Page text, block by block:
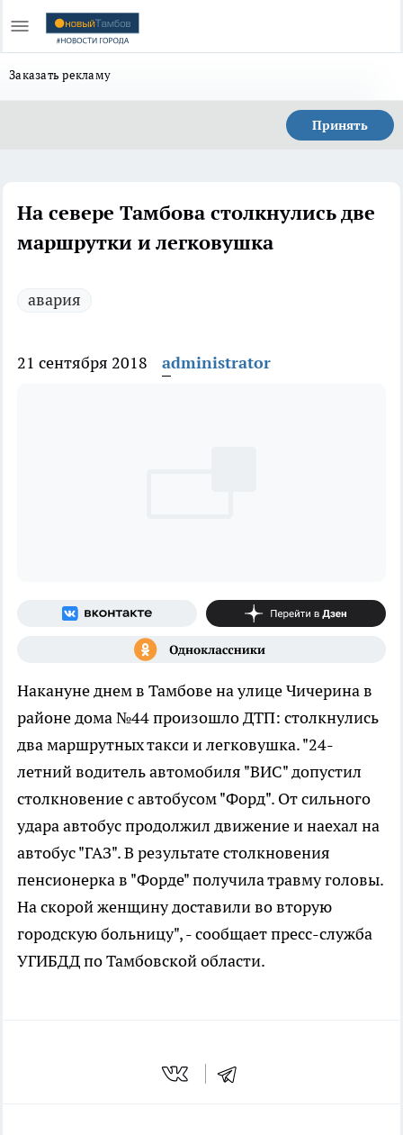
Заказать рекламу
Принять
На севере Тамбова столкнулись две
маршрутки и легковушка
авария
21 сентября 2018 administrator
Накануне днем в Тамбове на улице Чичерина в
районе дома №44 произошло ДТП: столкнулись
два маршрутных такси и легковушка. "24-
летний водитель автомобиля "ВИС" допустил
столкновение с автобусом "Форд". От сильного
удара автобус продолжил движение и наехал на
автобус "ГАЗ". В результате столкновения
пенсионерка в "Форде" получила травму головы.
На скорой женщину доставили во вторую
городскую больницу", - сообщает пресс-служба
УГИБДД по Тамбовской области.